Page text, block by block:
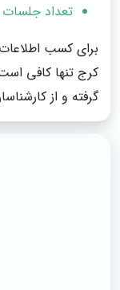
تعداد جلسات
برای کسب اطلاعات
کرج تنها کافی
گرفته و از